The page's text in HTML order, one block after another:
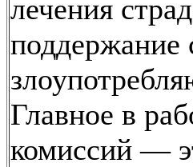
лечения
поддержание
Главное в
комиссий —